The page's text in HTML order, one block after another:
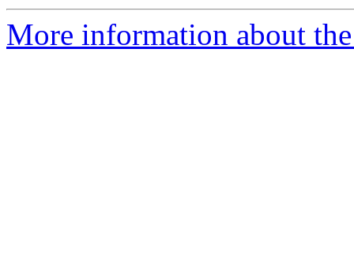
More information about